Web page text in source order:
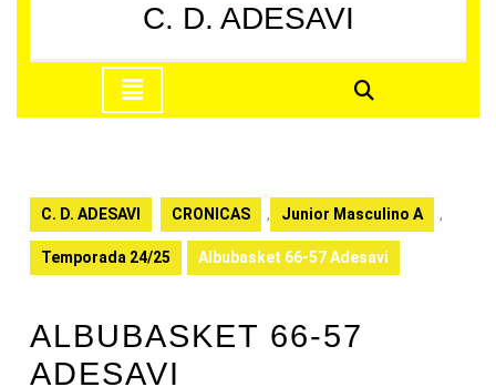
C. D. ADESAVI
apertura
C. D. ADESAVI CRONICAS , Junior Masculino A ,
Temporada 24/25 Albubasket 66-57 Adesavi
ALBUBASKET 66-57
ADESAVI